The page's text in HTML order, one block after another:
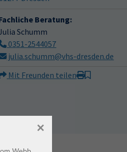
Beratung:
Schumm
0351-2544057
julia.schumm@vhs-dresden.de
Mit Freunden teilen
×